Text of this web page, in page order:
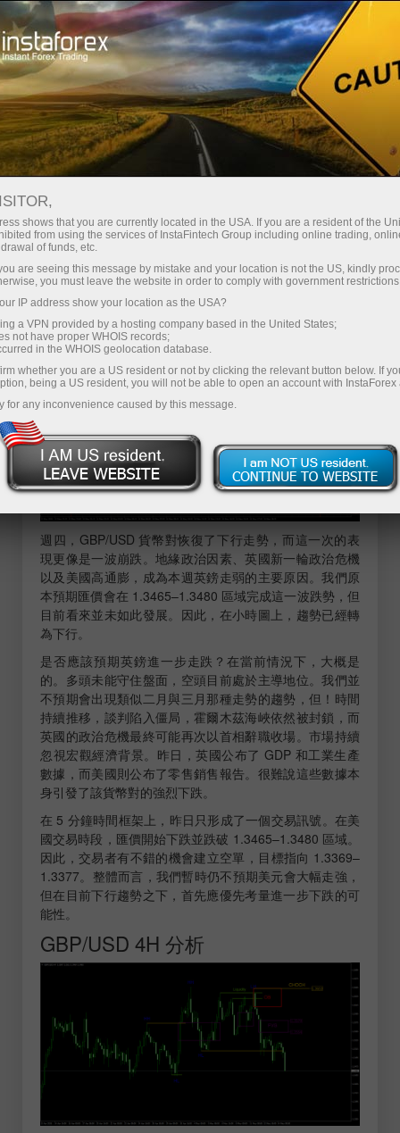
对于交易者 外汇分析 Trading plan
15.05.2026 04:08 AM
5月15日 GBP/USD 盤中分析：ICT 交易
系統。英鎊已進入自由落體
GBP/USD 5分鐘走勢分析
週四，GBP/USD 貨幣對恢復了下行走勢，而這一次的表
現更像是一波崩跌。地緣政治因素、英國新一輪政治危機
以及美國高通膨，成為本週英鎊走弱的主要原因。我們原
本預期匯價會在 1.3465–1.3480 區域完成這一波跌勢，但
目前看來並未如此發展。因此，在小時圖上，趨勢已經轉
為下行。
是否應該預期英鎊進一步走跌？在當前情況下，大概是
的。多頭未能守住盤面，空頭目前處於主導地位。我們並
不預期會出現類似二月與三月那種走勢的趨勢，但！時間
持續推移，談判陷入僵局，霍爾木茲海峽依然被封鎖，而
英國的政治危機最終可能再次以首相辭職收場。市場持續
忽視宏觀經濟背景。昨日，英國公布了 GDP 和工業生產
數據，而美國則公布了零售銷售報告。很難說這些數據本
身引發了該貨幣對的強烈下跌。
在 5 分鐘時間框架上，昨日只形成了一個交易訊號。在美
國交易時段，匯價開始下跌並跌破 1.3465–1.3480 區域。
因此，交易者有不錯的機會建立空單，目標指向 1.3369–
1.3377。整體而言，我們暫時仍不預期美元會大幅走強，
但在目前下行趨勢之下，首先應優先考量進一步下跌的可
能性。
GBP/USD 4H 分析
shows that you are currently located in the USA. If you are a resident of the
from using the services of InstaFintech Group including online trading,
of funds, etc.
are seeing this message by mistake and your location is not the US, kindly
you must leave the website in order to comply with government
IP address show your location as the USA?
a VPN provided by a hosting company based in the United States;
not have proper WHOIS records;
in the WHOIS geolocation database.
whether you are a US resident or not by clicking the relevant button below. If
being a US resident, you will not be able to open an account with InstaForex
for any inconvenience caused by this message.